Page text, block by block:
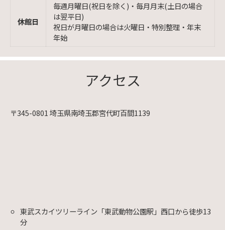
休館日
毎週月曜日(祝日を除く)・毎月月末(土日の場合
は翌平日)
祝日が月曜日の場合は火曜日・特別整理・年末
年始
アクセス
〒345-0801 埼玉県南埼玉郡宮代町百間1139
東武スカイツリーライン「東武動物公園駅」西口から徒歩13
分